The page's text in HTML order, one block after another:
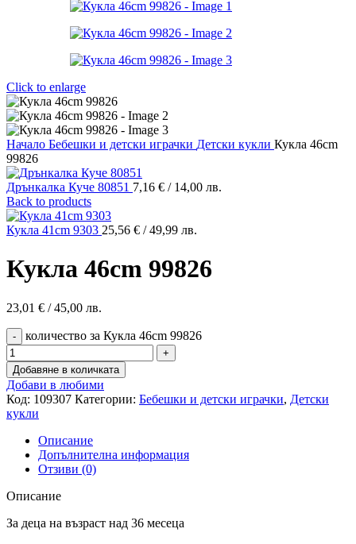
Click to enlarge
Начало Бебешки и детски играчки Детски кукли Кукла 46cm
99826
Дрънкалка Куче 80851 7,16 € / 14,00 лв.
Back to products
Кукла 41cm 9303 25,56 € / 49,99 лв.
Кукла 46cm 99826
23,01 € / 45,00 лв.
количество за Кукла 46cm 99826
Добавяне в количката
Добави в любими
Код: 109307 Категории: Бебешки и детски играчки, Детски
кукли
Описание
Допълнителна информация
Отзиви (0)
Описание
За деца на възраст над 36 месеца